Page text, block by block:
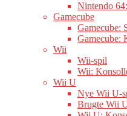
Nintendo
Gamecube
Gamecube:
Gamecube:
Wii
Wii-spil
Wii:
Wii U
Nye Wii U-
Brugte Wii